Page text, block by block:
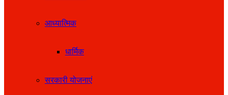
आध्यात्मिक
धार्मिक
सरकारी योजनाएं